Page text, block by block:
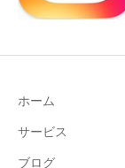
ホーム
サービス
ブログ